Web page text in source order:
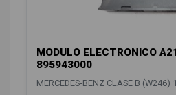
MODULO ELECTRONICO
895943000
MERCEDES-BENZ CLASE B (W246)